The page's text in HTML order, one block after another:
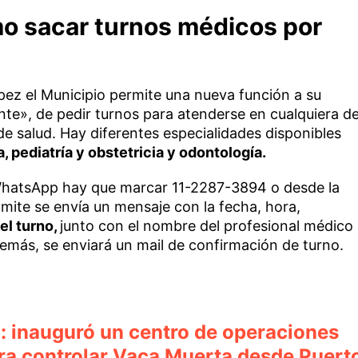
sacar turnos médicos por
el Municipio permite una nueva función a su
de pedir turnos para atenderse en cualquiera
salud. Hay diferentes especialidades disponibles
pediatría y obstetricia y odontología.
hay que marcar 11-2287-3894 o desde la
se envía un mensaje con la fecha, hora,
turno, junto con el nombre del profesional médico
se enviará un mail de confirmación de turno.
inauguró un centro de operaciones